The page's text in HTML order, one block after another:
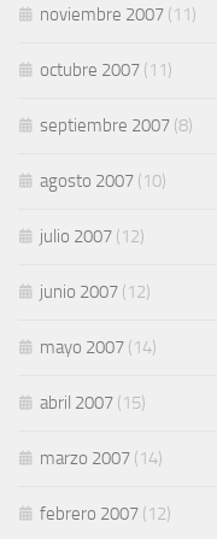
noviembre 2007 (11)
octubre 2007 (11)
septiembre 2007 (8)
agosto 2007 (10)
julio 2007 (12)
junio 2007 (12)
mayo 2007 (14)
abril 2007 (15)
marzo 2007 (14)
febrero 2007 (12)